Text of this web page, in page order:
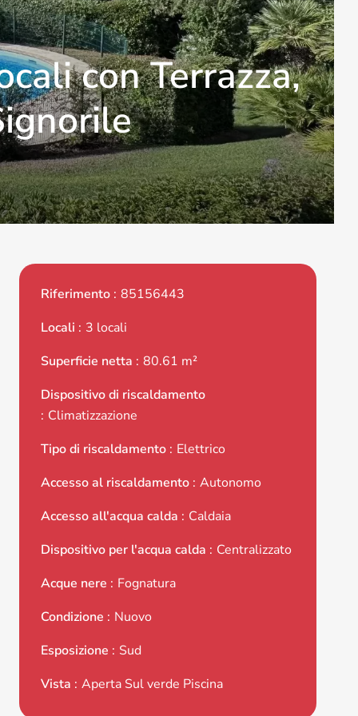
con Terrazza,
Riferimento 85156443
Locali
3 locali
Superficie netta
80.61 m²
Dispositivo di riscaldamento
Climatizzazione
Tipo di riscaldamento
Elettrico
Accesso al riscaldamento Autonomo
Accesso all'acqua calda
Caldaia
Dispositivo per l'acqua calda
Centralizzato
Acque nere
Fognatura
Condizione
Nuovo
Esposizione
Sud
Vista
Aperta Sul verde Piscina